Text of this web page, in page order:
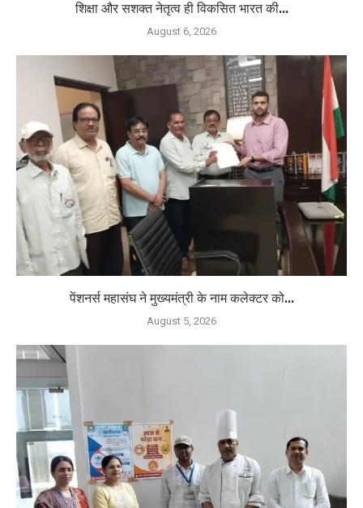
शिक्षा और सशक्त नेतृत्व ही विकसित भारत की...
August 6, 2026
पेंशनर्स महासंघ ने मुख्यमंत्री के नाम कलेक्टर को...
August 5, 2026